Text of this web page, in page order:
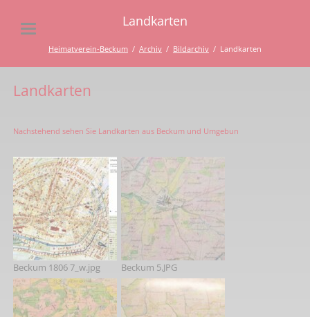
Landkarten
Heimatverein-Beckum Archiv Bildarchiv Landkarten
Landkarten
Nachstehend sehen Sie Landkarten aus Beckum und Umgebun
Beckum 1806 7_w.jpg Beckum 5.JPG